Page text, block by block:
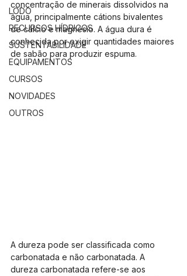
LODO
RECURSOS HÍDRICOS
SUSTENTABILIDADE
EQUIPAMENTOS
CURSOS
NOVIDADES
OUTROS
concentração de minerais dissolvidos na
água, principalmente cátions bivalentes
de cálcio e magnésio. A água dura é
conhecida por exigir quantidades maiores
de sabão para produzir espuma.
A dureza pode ser classificada como
carbonatada e não carbonatada. A
dureza carbonatada refere-se aos